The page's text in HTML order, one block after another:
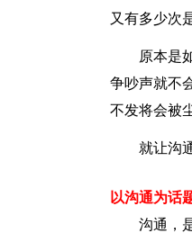
又有多少次
原本是如
争吵声就不
不发将会被
就让沟通
以沟通为话
沟通，是